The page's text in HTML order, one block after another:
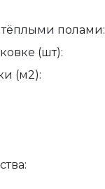
тёплыми полами:
(шт):
(м2):